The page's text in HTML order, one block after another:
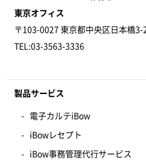
東京オフィス
〒103-0027 東京都中央区日本橋
TEL:03-3563-3336
製品サービス
電子カルテiBow
iBowレセプト
iBow事務管理代行サービス